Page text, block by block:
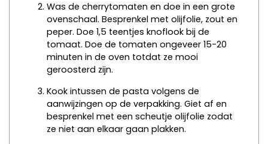
Was de cherrytomaten en doe in een grote
ovenschaal. Besprenkel met olijfolie, zout en
peper. Doe 1,5 teentjes knoflook bij de
tomaat. Doe de tomaten ongeveer 15-20
minuten in de oven totdat ze mooi
geroosterd zijn.
Kook intussen de pasta volgens de
aanwijzingen op de verpakking. Giet af en
besprenkel met een scheutje olijfolie zodat
ze niet aan elkaar gaan plakken.